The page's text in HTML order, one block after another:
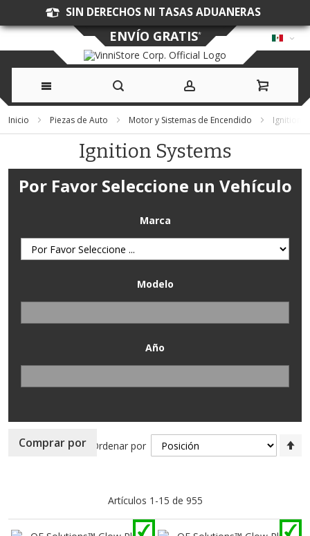
SIN DERECHOS NI TASAS ADUANERAS
Ir
al
contenido
ENVÍO GRATIS*
Inicio Piezas de Auto Motor y Sistemas de Encendido Ignition
Ignition Systems
Por Favor Seleccione un Vehículo
Marca
Modelo
Año
Artículos 1 -15 de 955
Ordenar por
Comprar por